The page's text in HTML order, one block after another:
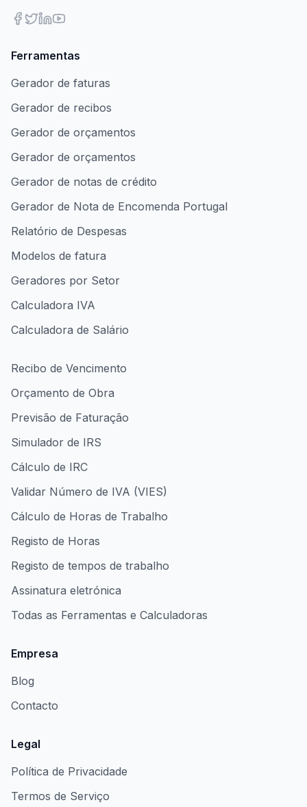
Ferramentas
Gerador de faturas
Gerador de recibos
Gerador de orçamentos
Gerador de orçamentos
Gerador de notas de crédito
Gerador de Nota de Encomenda Portugal
Relatório de Despesas
Modelos de fatura
Geradores por Setor
Calculadora IVA
Calculadora de Salário
Recibo de Vencimento
Orçamento de Obra
Previsão de Faturação
Simulador de IRS
Cálculo de IRC
Validar Número de IVA (VIES)
Cálculo de Horas de Trabalho
Registo de Horas
Registo de tempos de trabalho
Assinatura eletrónica
Todas as Ferramentas e Calculadoras
Empresa
Blog
Contacto
Legal
Política de Privacidade
Termos de Serviço